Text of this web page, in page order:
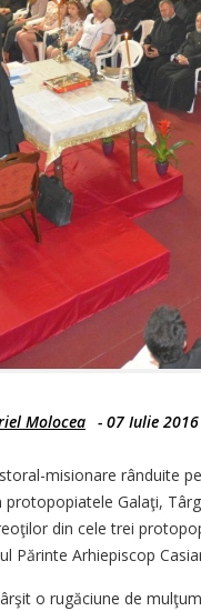
Molocea - 07 Iulie 2016
misionare rânduite
Galaţi,
din cele trei
Părinte Arhiepiscop
o rugăciune de